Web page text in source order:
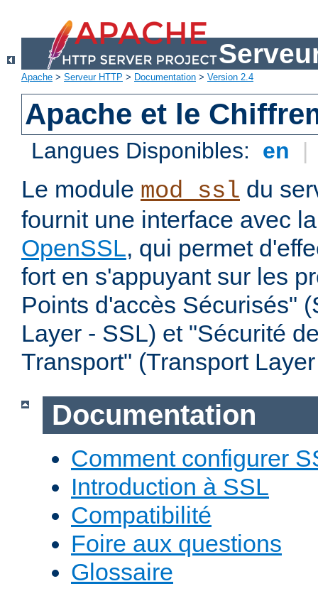
Apache > Serveur HTTP > Documentation > Version 2.4
Apache et le
Langues Disponibles: en |
Le module mod_ssl du
fournit une interface avec
OpenSSL, qui permet
fort en s'appuyant sur les
Points d'accès Sécurisés"
Layer - SSL) et "Sécurité
Transport" (Transport
Documentation
Comment configurer
Introduction à SSL
Compatibilité
Foire aux questions
Glossaire